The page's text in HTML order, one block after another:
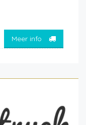
Meer info